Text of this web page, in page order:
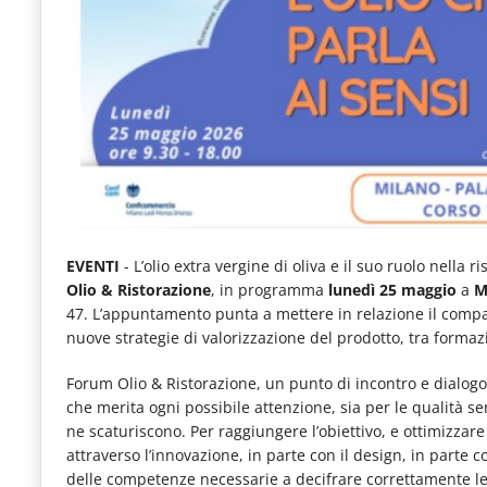
articoli
quotidiani
sul
mondo
dell'alimentazione,
consumi
fuoricasa,
del
Service
e
tutte
EVENTI - L’olio extra vergine di oliva e il suo ruolo nella
Olio & Ristorazione, in programma lunedì 25 maggio a
47. L’appuntamento punta a mettere in relazione il
nuove strategie di valorizzazione del prodotto, tra
Forum Olio & Ristorazione, un punto di incontro e
che merita ogni possibile attenzione, sia per le qualità
ne scaturiscono. Per raggiungere l’obiettivo, e
attraverso l’innovazione, in parte con il design, in parte
delle competenze necessarie a decifrare correttamente